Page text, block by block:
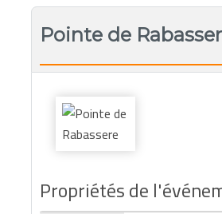
Pointe de
Propriétés de